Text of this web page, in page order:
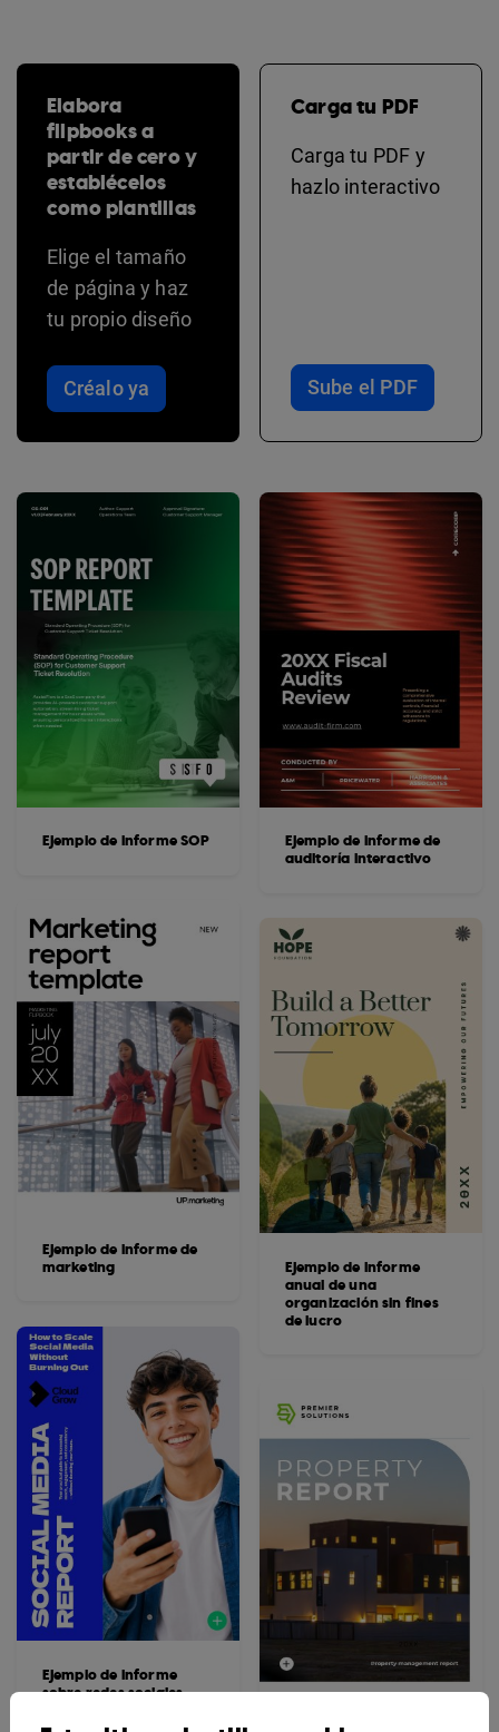
Elabora
flipbooks a
partir de cero y
establécelos
como plantillas
Elige el tamaño
de página y haz
tu propio diseño
Créalo ya
Carga tu PDF
Carga tu PDF y
hazlo interactivo
Sube el PDF
Ejemplo de informe SOP
Ejemplo de informe de
marketing
Ejemplo de informe
sobre redes sociales
Ejemplo de informe de
auditoría interactivo
Ejemplo de informe
anual de una
organización sin fines
de lucro